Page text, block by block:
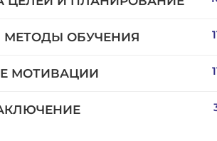
МЕТОДЫ ОБУЧЕНИЯ
МОТИВАЦИИ